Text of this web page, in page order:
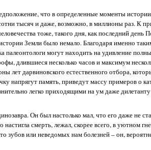
что в определенные моменты истории
тысяч и даже, возможно, в миллионы раз. К
тоже, такого дня, как последний день
Земли было немало. Благодаря именно
палеонтологи могут находить на удивление
длившиеся несколько часов и максимум
лет дарвиновского естественного отбора,
напрягут память, приведут массу примеров о
легко приходящими на ум даже
Он был настолько мал, что его даже не
смерть, лежал, скорее всего, в уютном
или неведомых нам болезней – он,